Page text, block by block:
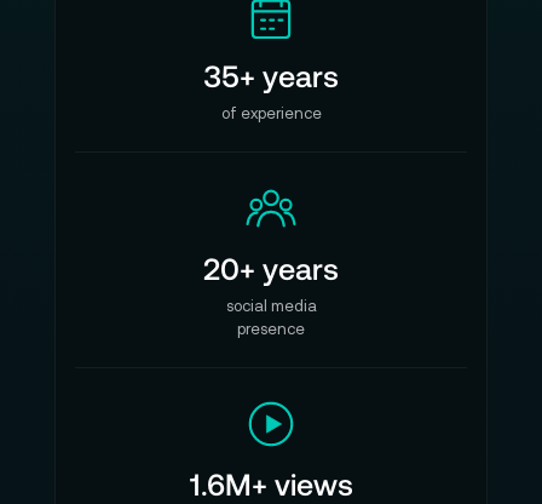
35+ years
of experience
20+ years
social media
presence
1.6M+ views